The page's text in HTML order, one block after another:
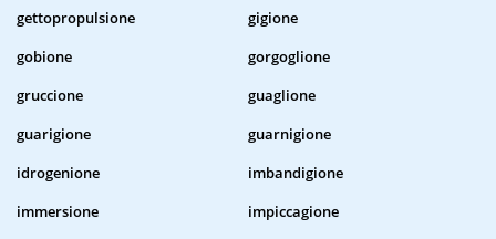
gettopropulsione
gigione
gobione
gorgoglione
gruccione
guaglione
guarigione
guarnigione
idrogenione
imbandigione
immersione
impiccagione